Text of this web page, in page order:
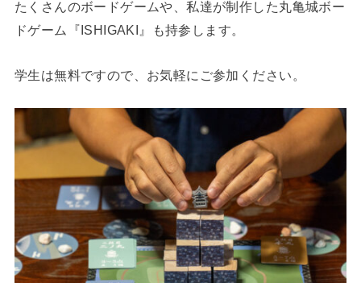
たくさんのボードゲームや、私達が制作した丸亀城ボー
ドゲーム『ISHIGAKI』も持参します。
学生は無料ですので、お気軽にご参加ください。